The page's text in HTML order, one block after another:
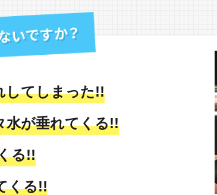
してしまった!!
水が垂れてくる!!
る!!
くる!!